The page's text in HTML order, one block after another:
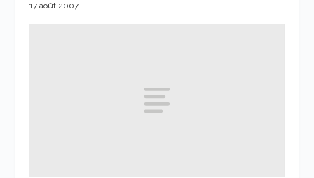
17 août 2007